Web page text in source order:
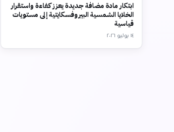
ابتكار مادة مضافة جديدة يعزز كفاءة واستقرار
الخلايا الشمسية البيروفسكايتية إلى مستويات
قياسية
١٤ يوليو ٢٠٢٦